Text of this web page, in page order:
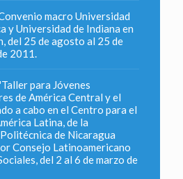
macro Universidad
y Universidad de Indiana en
del 25 de agosto al 25 de
2011.
para Jóvenes
de América Central y el
a cabo en el Centro para el
Latina, de la
de Nicaragua
Consejo Latinoamericano
del 2 al 6 de marzo de